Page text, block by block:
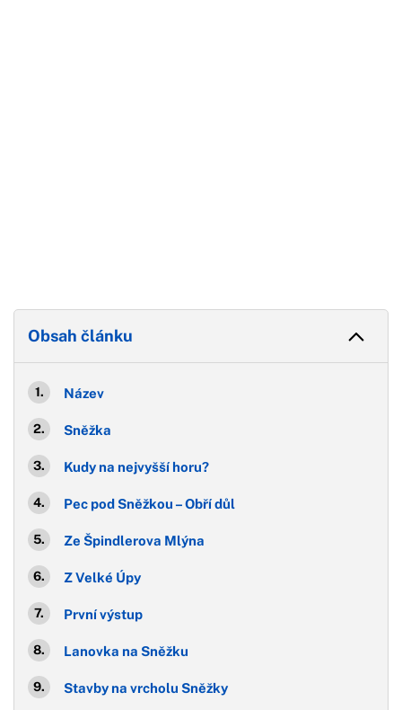
Obsah článku
Název
Sněžka
Kudy na nejvyšší horu?
Pec pod Sněžkou – Obří důl
Ze Špindlerova Mlýna
Z Velké Úpy
První výstup
Lanovka na Sněžku
Stavby na vrcholu Sněžky